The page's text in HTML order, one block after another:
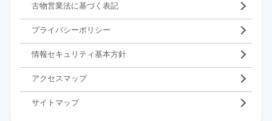
古物営業法に基づく表記
プライバシーポリシー
情報セキュリティ基本方針
アクセスマップ
サイトマップ